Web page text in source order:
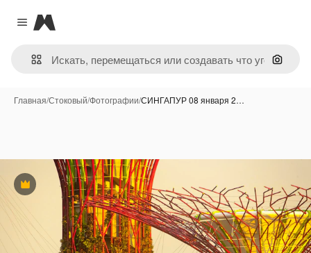
Close menu
Magnific
Поиск
Главная/Стоковый/Фотографии/СИНГАПУР 08 января 2…
Премиум